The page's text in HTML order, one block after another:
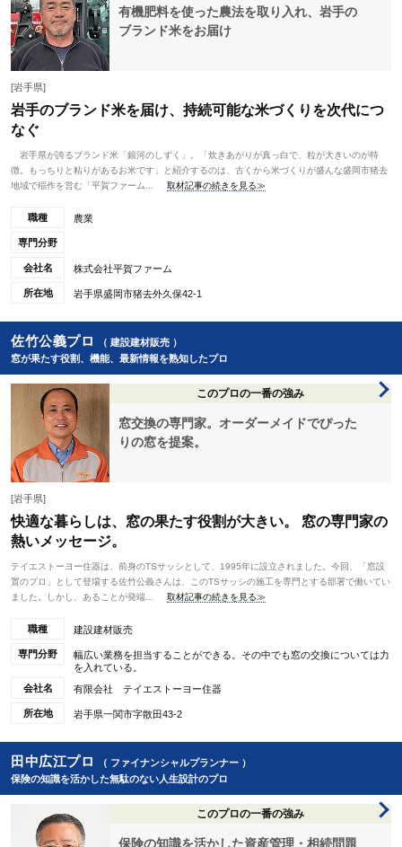
有機肥料を使った農法を取り入れ、岩手の
ブランド米をお届け
[岩手県]
岩手のブランド米を届け、持続可能な米づくりを次代につ
なぐ
岩手県が誇るブランド米「銀河のしずく」。「炊きあがりが真っ白で、粒が大きいのが特
徴。もっちりと粘りがあるお米です」と紹介するのは、古くから米づくりが盛んな盛岡市猪去
地域で稲作を営む「平賀ファーム...
取材記事の続きを見る≫
職種 農業
専門分野
会社名 株式会社平賀ファーム
所在地 岩手県盛岡市猪去外久保42-1
佐竹公義プロ
（ 建設建材販売 ）
窓が果たす役割、機能、最新情報を熟知したプロ
このプロの一番の強み
窓交換の専門家。オーダーメイドでぴった
りの窓を提案。
[岩手県]
快適な暮らしは、窓の果たす役割が大きい。 窓の専門家の
熱いメッセージ。
テイエストーヨー住器は、前身のTSサッシとして、1995年に設立されました。今回、「窓設
置のプロ」として登場する佐竹公義さんは、このTSサッシの施工を専門とする部署で働いてい
ました。しかし、あることが発端...
取材記事の続きを見る≫
職種 建設建材販売
専門分野
幅広い業務を担当することができる。その中でも窓の交換については力
を入れている。
会社名
有限会社 テイエストーヨー住器
所在地 岩手県一関市字散田43-2
田中広江プロ
（ ファイナンシャルプランナー ）
保険の知識を活かした無駄のない人生設計のプロ
このプロの一番の強み
保険の知識を活かした資産管理・相続問題